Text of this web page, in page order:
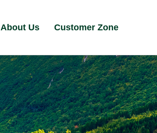
About Us Customer Zone